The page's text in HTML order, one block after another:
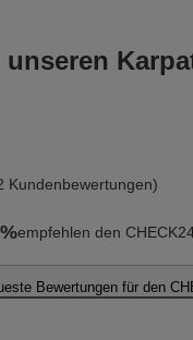
Kundenbewertungen)
empfehlen den
Bewertungen für den